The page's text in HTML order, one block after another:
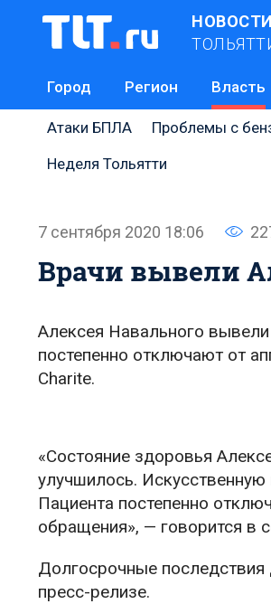
НОВОСТИ
Город Регион Власть
Атаки БПЛА Проблемы с
Неделя Тольятти
7 сентября 2020 18:06
Врачи вывели
Алексея Навального вывели
постепенно отключают от
Charite.
«Состояние здоровья
улучшилось.
Пациента постепенно
обращения», — говорится в
Долгосрочные последствия
пресс-релизе.